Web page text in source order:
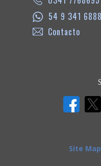
54 9 341
Contacto
Site